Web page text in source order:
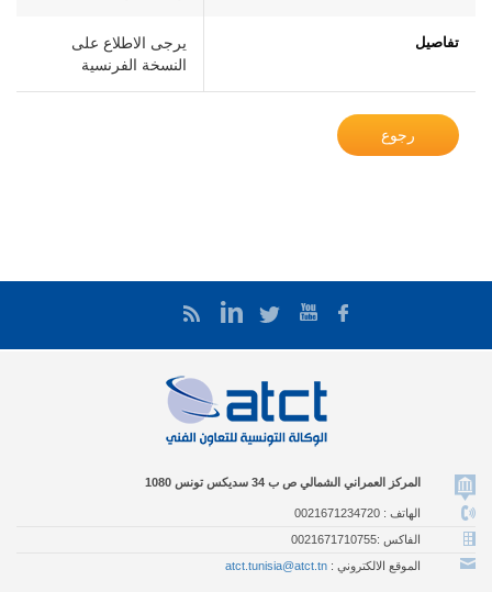
تفاصيل
يرجى الاطلاع على
النسخة الفرنسية
رجوع
المركز العمراني الشمالي ص ب 34 سديكس تونس 1080
الهاتف : 0021671234720
الفاكس :0021671710755
الموقع الالكتروني : atct.tunisia@atct.tn